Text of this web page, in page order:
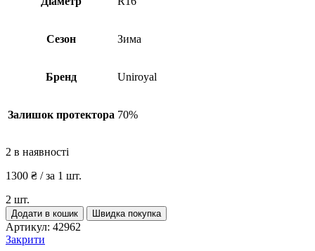
Сезон Зима
Бренд Uniroyal
Залишок протектора 70%
2 в наявності
1300 ₴ / за 1 шт.
2 шт.
Шини
бу
205
Додати в кошик Швидка покупка
Артикул: 42962
Закрити